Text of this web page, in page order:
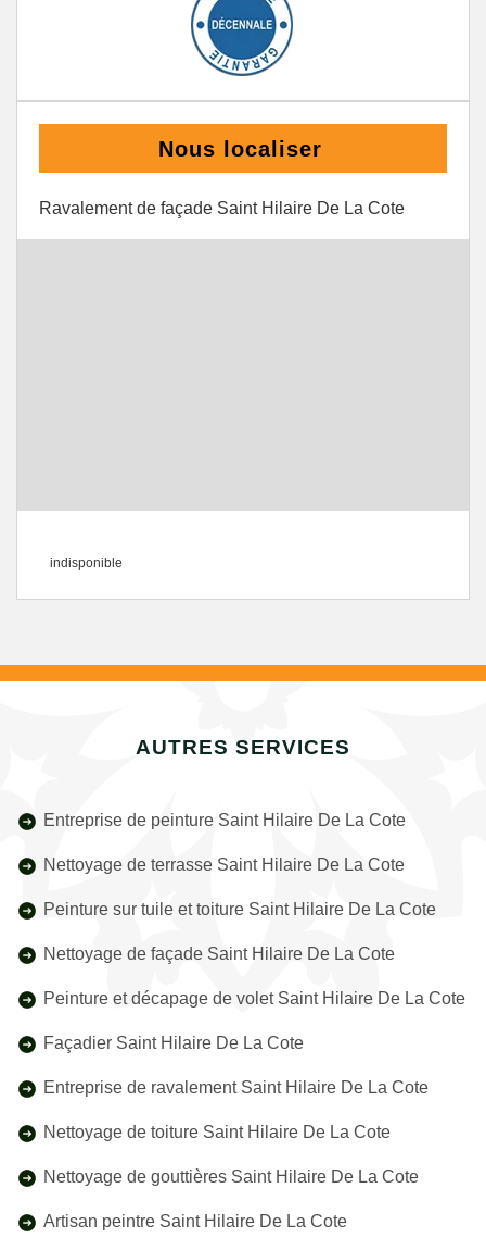
Nous localiser
Ravalement de façade Saint Hilaire De La Cote
indisponible
AUTRES SERVICES
Entreprise de peinture Saint Hilaire De La Cote
Nettoyage de terrasse Saint Hilaire De La Cote
Peinture sur tuile et toiture Saint Hilaire De La Cote
Nettoyage de façade Saint Hilaire De La Cote
Peinture et décapage de volet Saint Hilaire De La Cote
Façadier Saint Hilaire De La Cote
Entreprise de ravalement Saint Hilaire De La Cote
Nettoyage de toiture Saint Hilaire De La Cote
Nettoyage de gouttières Saint Hilaire De La Cote
Artisan peintre Saint Hilaire De La Cote